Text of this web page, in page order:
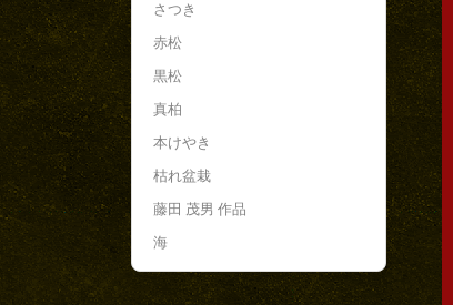
さつき
赤松
黒松
真柏
本けやき
枯れ盆栽
藤田 茂男 作品
海